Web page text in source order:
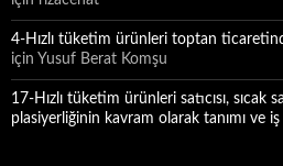
4-Hızlı tüketim ürünleri toptan
için Yusuf Berat Komşu
17-Hızlı tüketim ürünleri satıcısı, sıcak
plasiyerliğinin kavram olarak tanımı ve